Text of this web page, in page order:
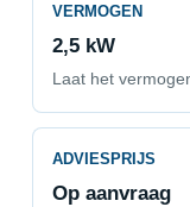
VERMOGEN
2,5 kW
Laat het
ADVIESPRIJS
Op aanvraag